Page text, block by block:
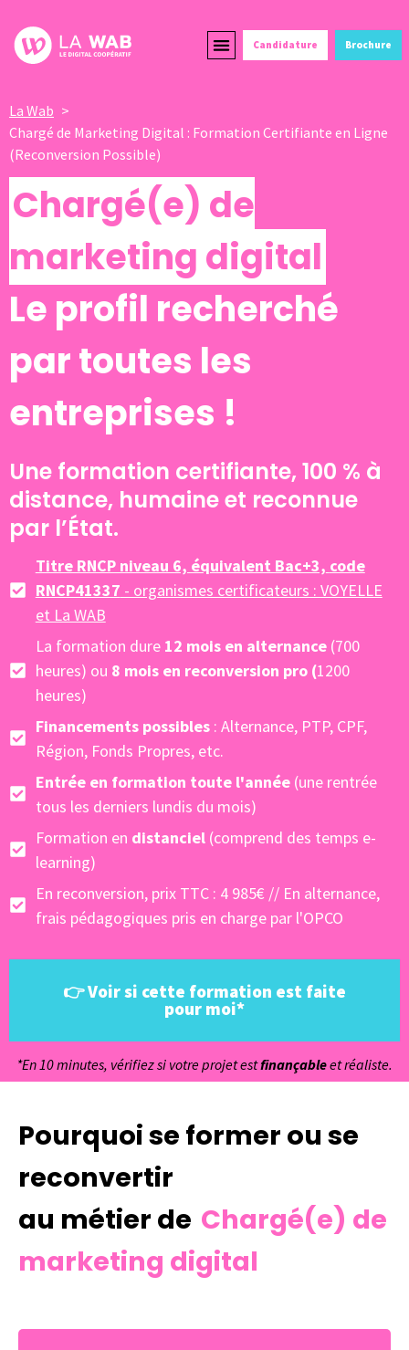
Candidature Brochure
La Wab
Chargé de Marketing Digital : Formation Certifiante en Ligne
(Reconversion Possible)
Chargé(e) de
marketing digital
Le profil recherché
par toutes les
entreprises !
Une formation certifiante, 100 % à
distance, humaine et reconnue
par l’État.
Titre RNCP niveau 6, équivalent Bac+3, code
RNCP41337 - organismes certificateurs : VOYELLE
et La WAB
La formation dure 12 mois en alternance (700
heures) ou 8 mois en reconversion pro (1200
heures)
Financements possibles: Alternance, PTP, CPF,
Région, Fonds Propres, etc.
Entrée en formation toute l'année (une rentrée
tous les derniers lundis du mois)
Formation en distanciel(comprend des temps e-
learning)
En reconversion, prix TTC : 4 985€ // En alternance,
frais pédagogiques pris en charge par l'OPCO
👉 Voir si cette formation est faite
pour moi*
*En 10 minutes, vérifiez si votre projet estfinançableet réaliste.
Pourquoi se former ou se
reconvertir
au métier de Chargé(e) de
marketing digital